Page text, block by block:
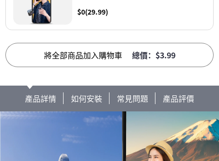
$0(29.99)
總價：$3.99
將全部商品加入購物車
產品詳情 如何安裝 常見問題 產品評價